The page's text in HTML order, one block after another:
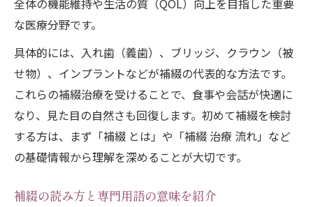
全体の機能維持や生活の質（QOL）向上を目指した重要
な医療分野です。
具体的には、入れ歯（義歯）、ブリッジ、クラウン（被
せ物）、インプラントなどが補綴の代表的な方法です。
これらの補綴治療を受けることで、食事や会話が快適に
なり、見た目の自然さも回復します。初めて補綴を検討
する方は、まず「補綴 とは」や「補綴 治療 流れ」など
の基礎情報から理解を深めることが大切です。
補綴の読み方と専門用語の意味を紹介